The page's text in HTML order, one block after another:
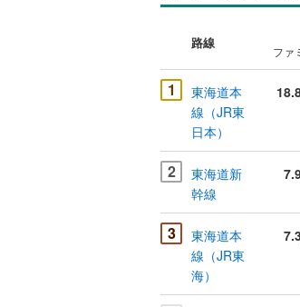
路線
ファ
1
東海道本
線（JR東
日本）
2
東海道新
幹線
3
東海道本
線（JR東
海）